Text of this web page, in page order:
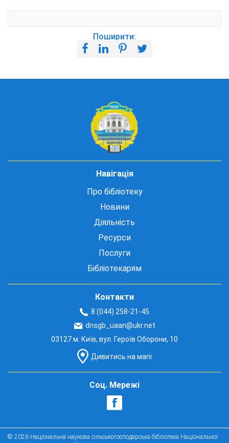
Поширити:
Навігація
Про бібліотеку
Новини
Діяльність
Ресурси
Послуги
Бібліотекарям
Контакти
8 (044) 258-21-45
dnsgb_uaan@ukr.net
03127 м. Київ, вул. Героїв Оборони, 10
Дивитись на мапі
Соц. Мережі
© 2026 Національна наукова сільськогосподарська бібліотека Національної